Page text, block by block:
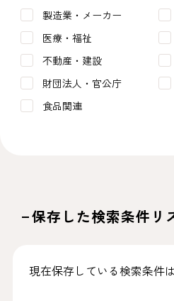
製造業・メーカー
医療・福祉
不動産・建設
財団法人・官公庁
食品関連
保存した検索条件リ
現在保存している検索条件